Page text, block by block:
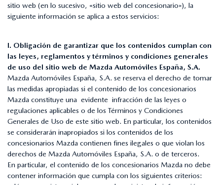
sitio web (en lo sucesivo, «sitio web del concesionario»), la
siguiente información se aplica a estos servicios:
I. Obligación de garantizar que los contenidos cumplan con
las leyes, reglamentos y términos y condiciones generales
de uso del sitio web de Mazda Automóviles España, S.A.
Mazda Automóviles España, S.A. se reserva el derecho de tomar
las medidas apropiadas si el contenido de los concesionarios
Mazda constituye una evidente infracción de las leyes o
regulaciones aplicables o de los Términos y Condiciones
Generales de Uso de este sitio web. En particular, los contenidos
se considerarán inapropiados si los contenidos de los
concesionarios Mazda contienen fines ilegales o que violan los
derechos de Mazda Automóviles España, S.A. o de terceros.
En particular, el contenido de los concesionarios Mazda no debe
contener información que cumpla con los siguientes criterios: